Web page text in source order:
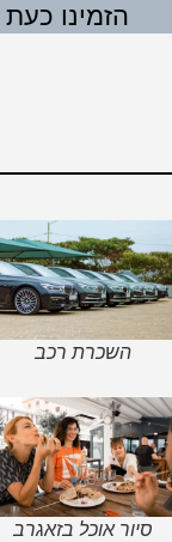
הזמינו
השכרת רכב
סיור אוכל בזאגרב